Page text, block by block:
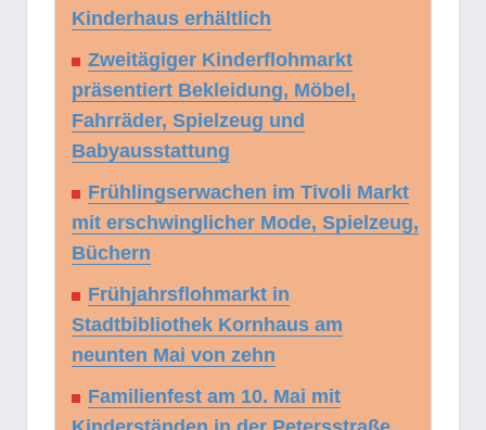
Kinderhaus erhältlich
Zweitägiger Kinderflohmarkt
präsentiert Bekleidung, Möbel,
Fahrräder, Spielzeug und
Babyausstattung
Frühlingserwachen im Tivoli Markt
mit erschwinglicher Mode, Spielzeug,
Büchern
Frühjahrsflohmarkt in
Stadtbibliothek Kornhaus am
neunten Mai von zehn
Familienfest am 10. Mai mit